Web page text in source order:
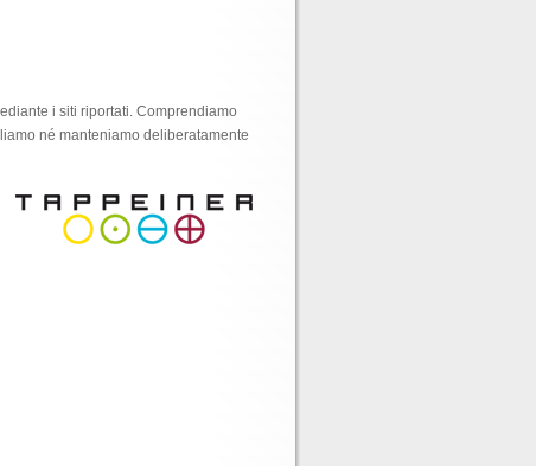
i siti riportati. Comprendiamo
né manteniamo deliberatamente